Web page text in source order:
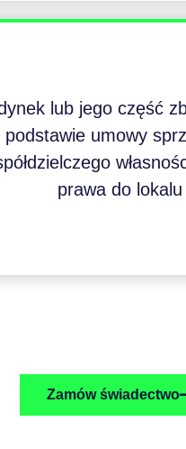
lub jego część
podstawie umowy
prawa do lokalu
Zamów świadectwo